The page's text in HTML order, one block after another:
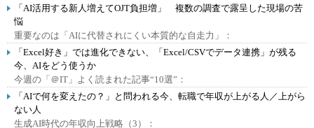
「AI活用する新人増えてOJT負担増」 複数の調査で露呈した現場の苦
悩
重要なのは「AIに代替されにくい本質的な自走力」：
「Excel好き」では進化できない、「Excel/CSVでデータ連携」が残る
今、AIをどう使うか
今週の「＠IT」よく読まれた記事“10選”：
「AIで何を変えたの？」と問われる今、転職で年収が上がる人／上がら
ない人
生成AI時代の年収向上戦略（3）：